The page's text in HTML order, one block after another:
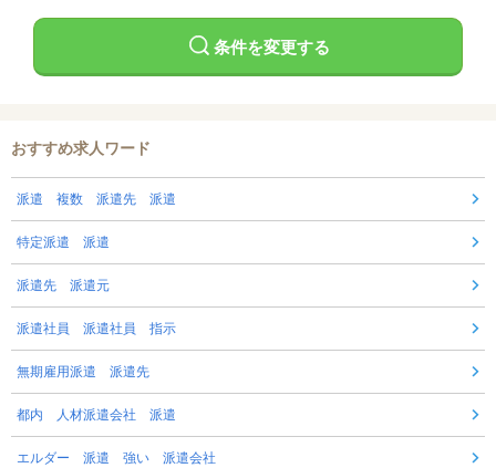
条件を変更する
おすすめ求人ワード
派遣 複数 派遣先 派遣
特定派遣 派遣
派遣先 派遣元
派遣社員 派遣社員 指示
無期雇用派遣 派遣先
都内 人材派遣会社 派遣
エルダー 派遣 強い 派遣会社